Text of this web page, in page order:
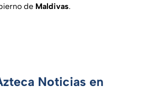
de Maldivas.
Noticias en